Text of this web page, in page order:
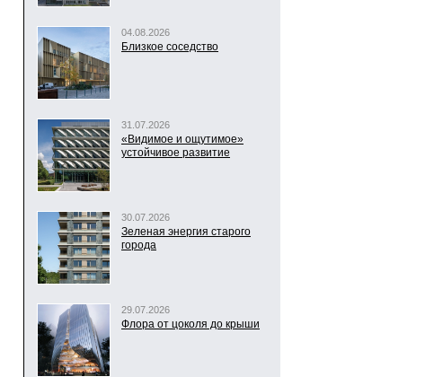
04.08.2026
Близкое соседство
31.07.2026
«Видимое и ощутимое»
устойчивое развитие
30.07.2026
Зеленая энергия старого
города
29.07.2026
Флора от цоколя до крыши